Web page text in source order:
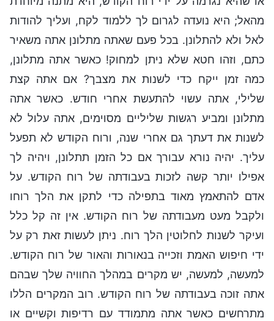
מהאל; היא נועדה לגרום לך ללמוד לקח, ועליך להודות
לאל ולא להתלונן. בכל פעם שאתה מתלונן אתה משאיר
כתם, וזהו חטא שלא ניתן למחוק! כאשר אתה מתלונן,
כמה זמן ייקח כדי לשנות את מצבך? אם אתה קצת
שלילי, אתה עשוי להתעשת אחרי חודש. כאשר אתה
מתלונן ומביע רגשות שליליים מסוימים, אתה עלול לא
לשנות את דעתך גם אחרי שנה, ורוח הקודש לא תפעל
עליך. יהיה נורא עבורך אם כל הזמן תתלונן, ויהיה לך
אפילו יותר קשה לזכות בעבודתה של רוח הקודש. על
אדם להתאמץ מאוד בתפילה כדי לתקן את הלך רוחו
ולקבל מעט מעבודתה של רוח הקודש. אין זה קל כלל
ועיקר לשנות לחלוטין הלך רוח. ניתן לעשות זאת רק על
ידי חיפוש האמת וזכייה בנאורות והאור של רוח הקודש.
למעשה, למעשה, יש מקרים במהלך החוויה שלך שבהם
אתה זוכה בעבודתה של רוח הקודש. רוב המקרים הללו
מתרחשים כאשר אתה מתמודד עם רדיפות וקשיים או